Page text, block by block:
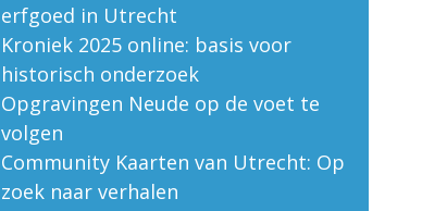
erfgoed in Utrecht
Kroniek 2025 online: basis voor
historisch onderzoek
Opgravingen Neude op de voet te
volgen
Community Kaarten van Utrecht: Op
zoek naar verhalen